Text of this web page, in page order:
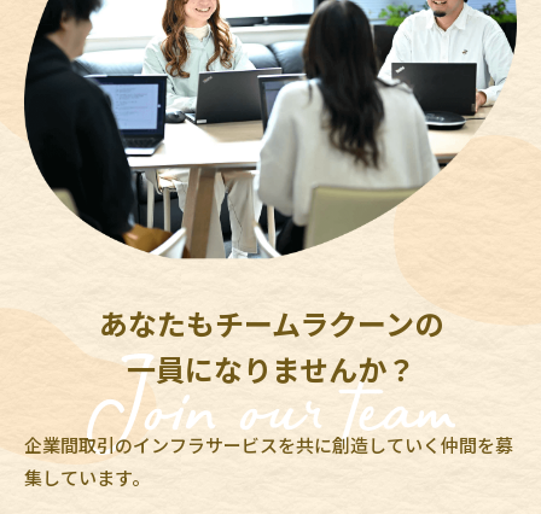
あなたもチームラクーンの
一員になりませんか？
企業間取引のインフラサービスを共に創造していく仲間を募
集しています。